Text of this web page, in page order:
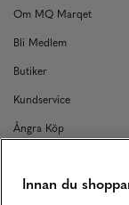
Om MQ Marqet
Bli Medlem
Butiker
Kundservice
Ångra Köp
Returer
Innan du